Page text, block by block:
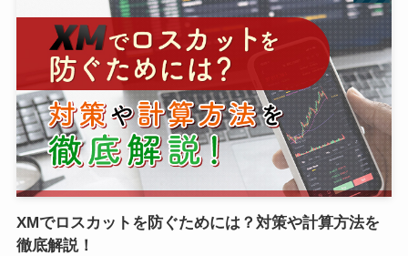
XMでロスカットを防ぐためには？対策や計算方法を
徹底解説！